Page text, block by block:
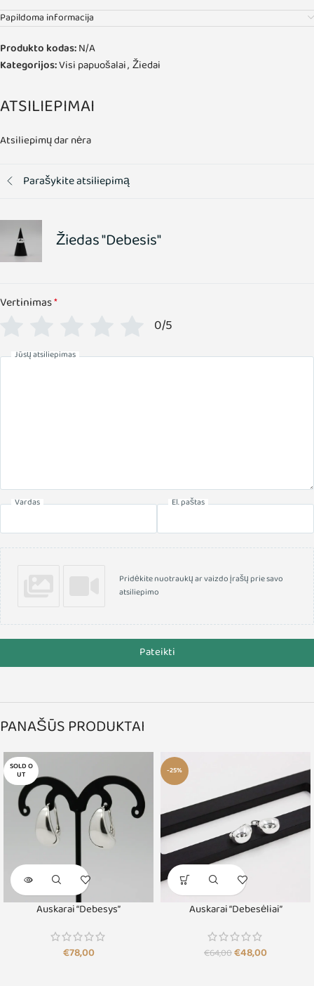
Papildoma informacija
Produkto kodas:N/A
Kategorijos:Visi papuošalai, Žiedai
ATSILIEPIMAI
Atsiliepimų dar nėra
Parašykite atsiliepimą
Žiedas "Debesis"
Vertinimas*
0/5
Jūsų atsiliepimas
Vardas El. paštas
Pridėkite nuotraukų ar vaizdo įrašų prie savo
atsiliepimo
Pateikti
PANAŠŪS PRODUKTAI
SOLD O
UT
Auskarai “Debesys”
€78,00
-25%
Auskarai “Debesėliai”
€64,00€48,00